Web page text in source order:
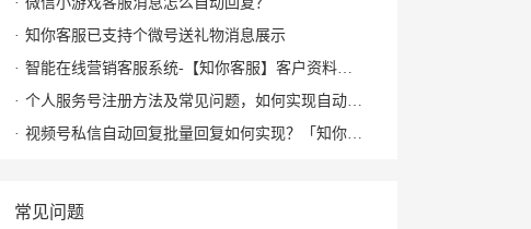
知你客服已支持个微号送礼物消息展示
智能在线营销客服系统-【知你客服】客户资料已支持打开PC小程序
个人服务号注册方法及常见问题，如何实现自动回复攻略
视频号私信自动回复批量回复如何实现？「知你客服」来帮您
常见问题